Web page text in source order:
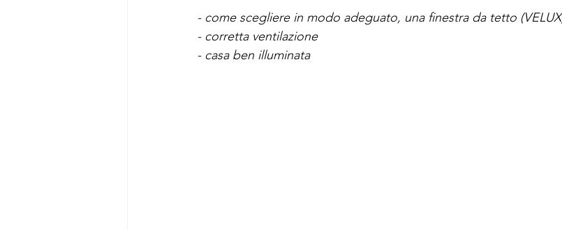
- come scegliere in modo adeguato, una finestra da tetto
- corretta ventilazione
- casa ben illuminata